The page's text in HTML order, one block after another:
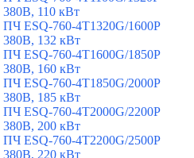
380В, 110 кВт
ПЧ ESQ-760-4T1320G/1600P
380В, 132 кВт
ПЧ ESQ-760-4T1600G/1850P
380В, 160 кВт
ПЧ ESQ-760-4T1850G/2000P
380В, 185 кВт
ПЧ ESQ-760-4T2000G/2200P
380В, 200 кВт
ПЧ ESQ-760-4T2200G/2500P
380В, 220 кВт